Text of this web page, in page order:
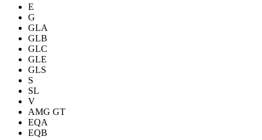
E
G
GLA
GLB
GLC
GLE
GLS
S
SL
V
AMG GT
EQA
EQB